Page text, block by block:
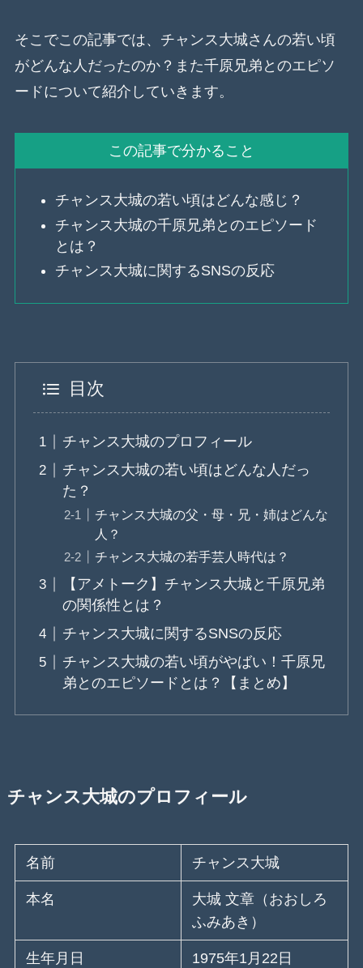
そこでこの記事では、チャンス大城さんの若い頃
がどんな人だったのか？また千原兄弟とのエピソ
ードについて紹介していきます。
この記事で分かること
チャンス大城の若い頃はどんな感じ？
チャンス大城の千原兄弟とのエピソード
とは？
チャンス大城に関するSNSの反応
目次
チャンス大城のプロフィール
チャンス大城の若い頃はどんな人だっ
た？
チャンス大城の父・母・兄・姉はどんな
人？
チャンス大城の若手芸人時代は？
【アメトーク】チャンス大城と千原兄弟
の関係性とは？
チャンス大城に関するSNSの反応
チャンス大城の若い頃がやばい！千原兄
弟とのエピソードとは？【まとめ】
チャンス大城のプロフィール
名前 チャンス大城
本名
大城 文章（おおしろ
ふみあき）
生年月日 1975年1月22日